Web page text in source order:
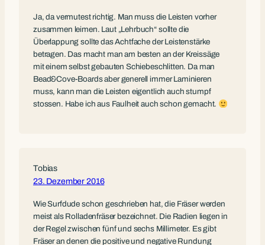
Ja, da vermutest richtig. Man muss die Leisten vorher
zusammen leimen. Laut „Lehrbuch“ sollte die
Überlappung sollte das Achtfache der Leistenstärke
betragen. Das macht man am besten an der Kreissäge
mit einem selbst gebauten Schiebeschlitten. Da man
Bead&Cove-Boards aber generell immer Laminieren
muss, kann man die Leisten eigentlich auch stumpf
stossen. Habe ich aus Faulheit auch schon gemacht.
Tobias
23. Dezember 2016
Wie Surfdude schon geschrieben hat, die Fräser werden
meist als Rolladenfräser bezeichnet. Die Radien liegen in
der Regel zwischen fünf und sechs Millimeter. Es gibt
Fräser an denen die positive und negative Rundung